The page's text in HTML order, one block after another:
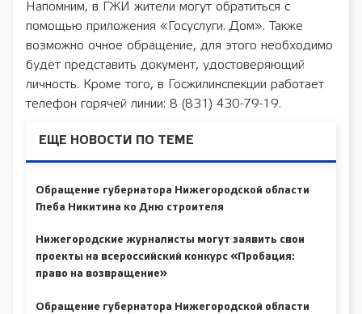
Напомним, в ГЖИ жители могут обратиться с
помощью приложения «Госуслуги. Дом». Также
возможно очное обращение, для этого необходимо
будет представить документ, удостоверяющий
личность. Кроме того, в Госжилинспекции работает
телефон горячей линии: 8 (831) 430-79-19.
ЕЩЕ НОВОСТИ ПО ТЕМЕ
Обращение губернатора Нижегородской области
Глеба Никитина ко Дню строителя
Нижегородские журналисты могут заявить свои
проекты на всероссийский конкурс «Пробация:
право на возвращение»
Обращение губернатора Нижегородской области